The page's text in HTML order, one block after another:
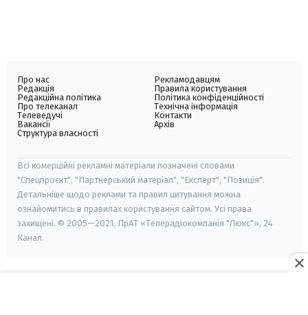
Про нас
Редакція
Редакційна політика
Про телеканал
Телеведучі
Вакансії
Структура власності
Рекламодавцям
Правила користування
Політика конфіденційності
Технічна інформація
Контакти
Архів
Всі комерційні рекламні матеріали позначені словами
"Спецпроєкт", "Партнерський матеріал", "Експерт", "Позиція".
Детальніше щодо реклами та правил цитування можна
ознайомитись в правилах користування сайтом. Усі права
захищені. © 2005—2021, ПрАТ «Телерадіокомпанія "Люкс"», 24
Канал.